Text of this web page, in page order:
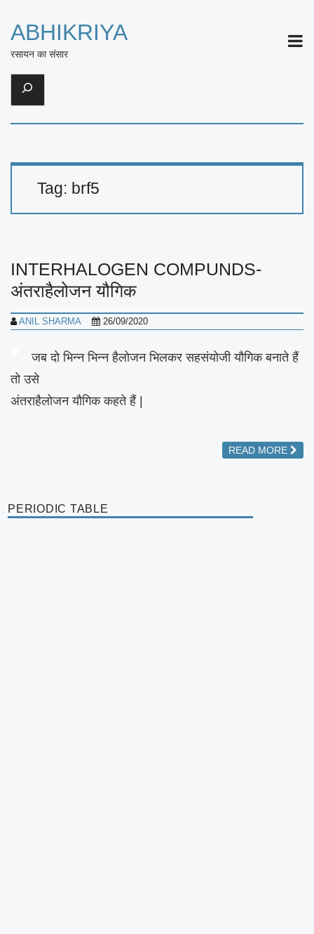
ABHIKRIYA
रसायन का संसार
Search
Tag: brf5
INTERHALOGEN COMPUNDS-
अंतराहैलोजन यौगिक
ANIL SHARMA 26/09/2020
जब दो भिन्न भिन्न हैलोजन भिलकर सहसंयोजी यौगिक बनाते हैं
तो उसे
अंतराहैलोजन यौगिक कहते हैं |
READ MORE
PERIODIC TABLE